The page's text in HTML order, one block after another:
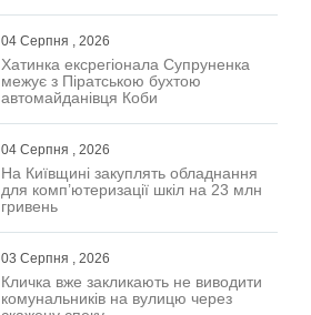
04 Серпня , 2026
Хатинка ексрегіонала Супруненка
межує з Піратською бухтою
автомайданівця Коби
04 Серпня , 2026
На Київщині закуплять обладнання
для комп’ютеризації шкіл на 23 млн
гривень
03 Серпня , 2026
Кличка вже закликають не виводити
комунальників на вулицю через